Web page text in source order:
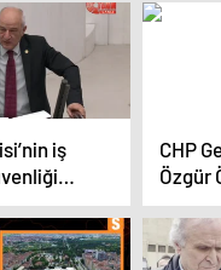
iş
CHP
Özgür
var’